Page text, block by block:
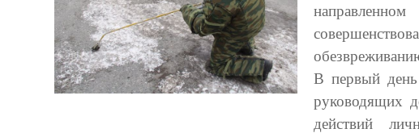
В первый день
руководящих
действий